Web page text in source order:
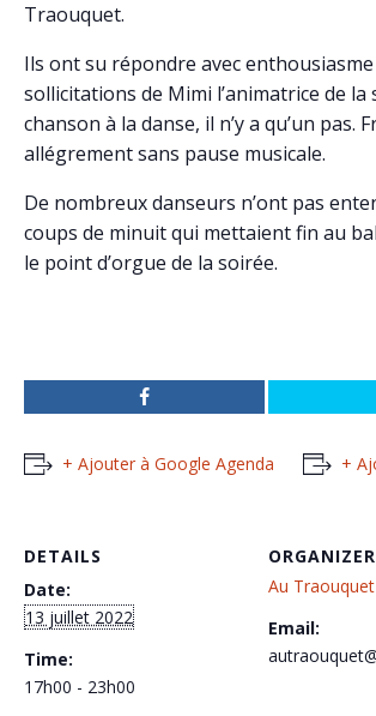
Traouquet.
Ils ont su répondre avec
sollicitations de Mimi l’animatrice de la
chanson à la danse, il n’y a qu’un pas.
allégrement sans pause musicale.
De nombreux danseurs n’ont pas
coups de minuit qui mettaient fin au
le point d’orgue de la soirée.
+ Ajouter à Google Agenda +
DETAILS
Date:
13 juillet 2022
Time:
17h00 - 23h00
ORGANIZER
Au Traouquet
Email: